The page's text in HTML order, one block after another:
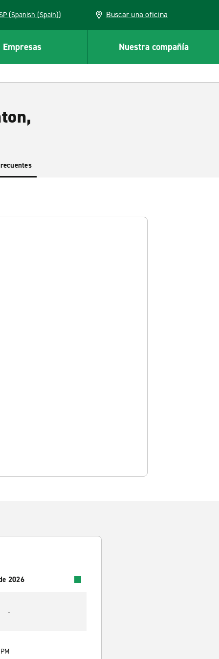
ESP (Spanish (Spain)) Buscar una oficina
Empresas Nuestra compañía
2026
-